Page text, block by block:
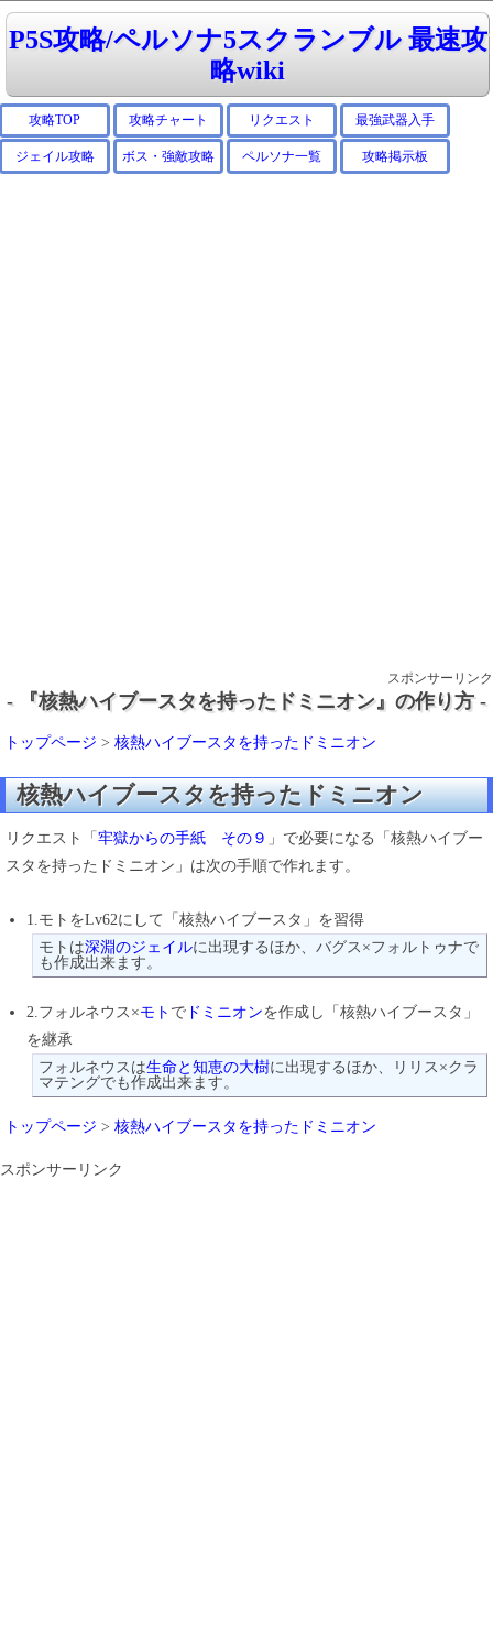
P5S攻略/ペルソナ5スクランブル 最速攻
略wiki
攻略TOP 攻略チャート リクエスト 最強武器入手
ジェイル攻略 ボス・強敵攻略 ペルソナ一覧 攻略掲示板
スポンサーリンク
- 『核熱ハイブースタを持ったドミニオン』の作り方 -
トップページ > 核熱ハイブースタを持ったドミニオン
核熱ハイブースタを持ったドミニオン
リクエスト「 牢獄からの手紙 その９ 」で必要になる「核熱ハイブー
スタを持ったドミニオン」は次の手順で作れます。
1.モトをLv62にして「核熱ハイブースタ」を習得
モトは深淵のジェイルに出現するほか、バグス×フォルトゥナで
も作成出来ます。
2.フォルネウス×モト で ドミニオンを作成し「核熱ハイブースタ」
を継承
フォルネウスは生命と知恵の大樹に出現するほか、リリス×クラ
マテングでも作成出来ます。
トップページ > 核熱ハイブースタを持ったドミニオン
スポンサーリンク